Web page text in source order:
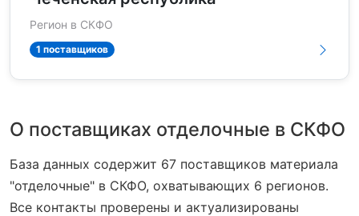
Регион в СКФО
1 поставщиков
О поставщиках отделочные в СКФО
База данных содержит 67 поставщиков материала
"отделочные" в СКФО, охватывающих 6 регионов.
Все контакты проверены и актуализированы